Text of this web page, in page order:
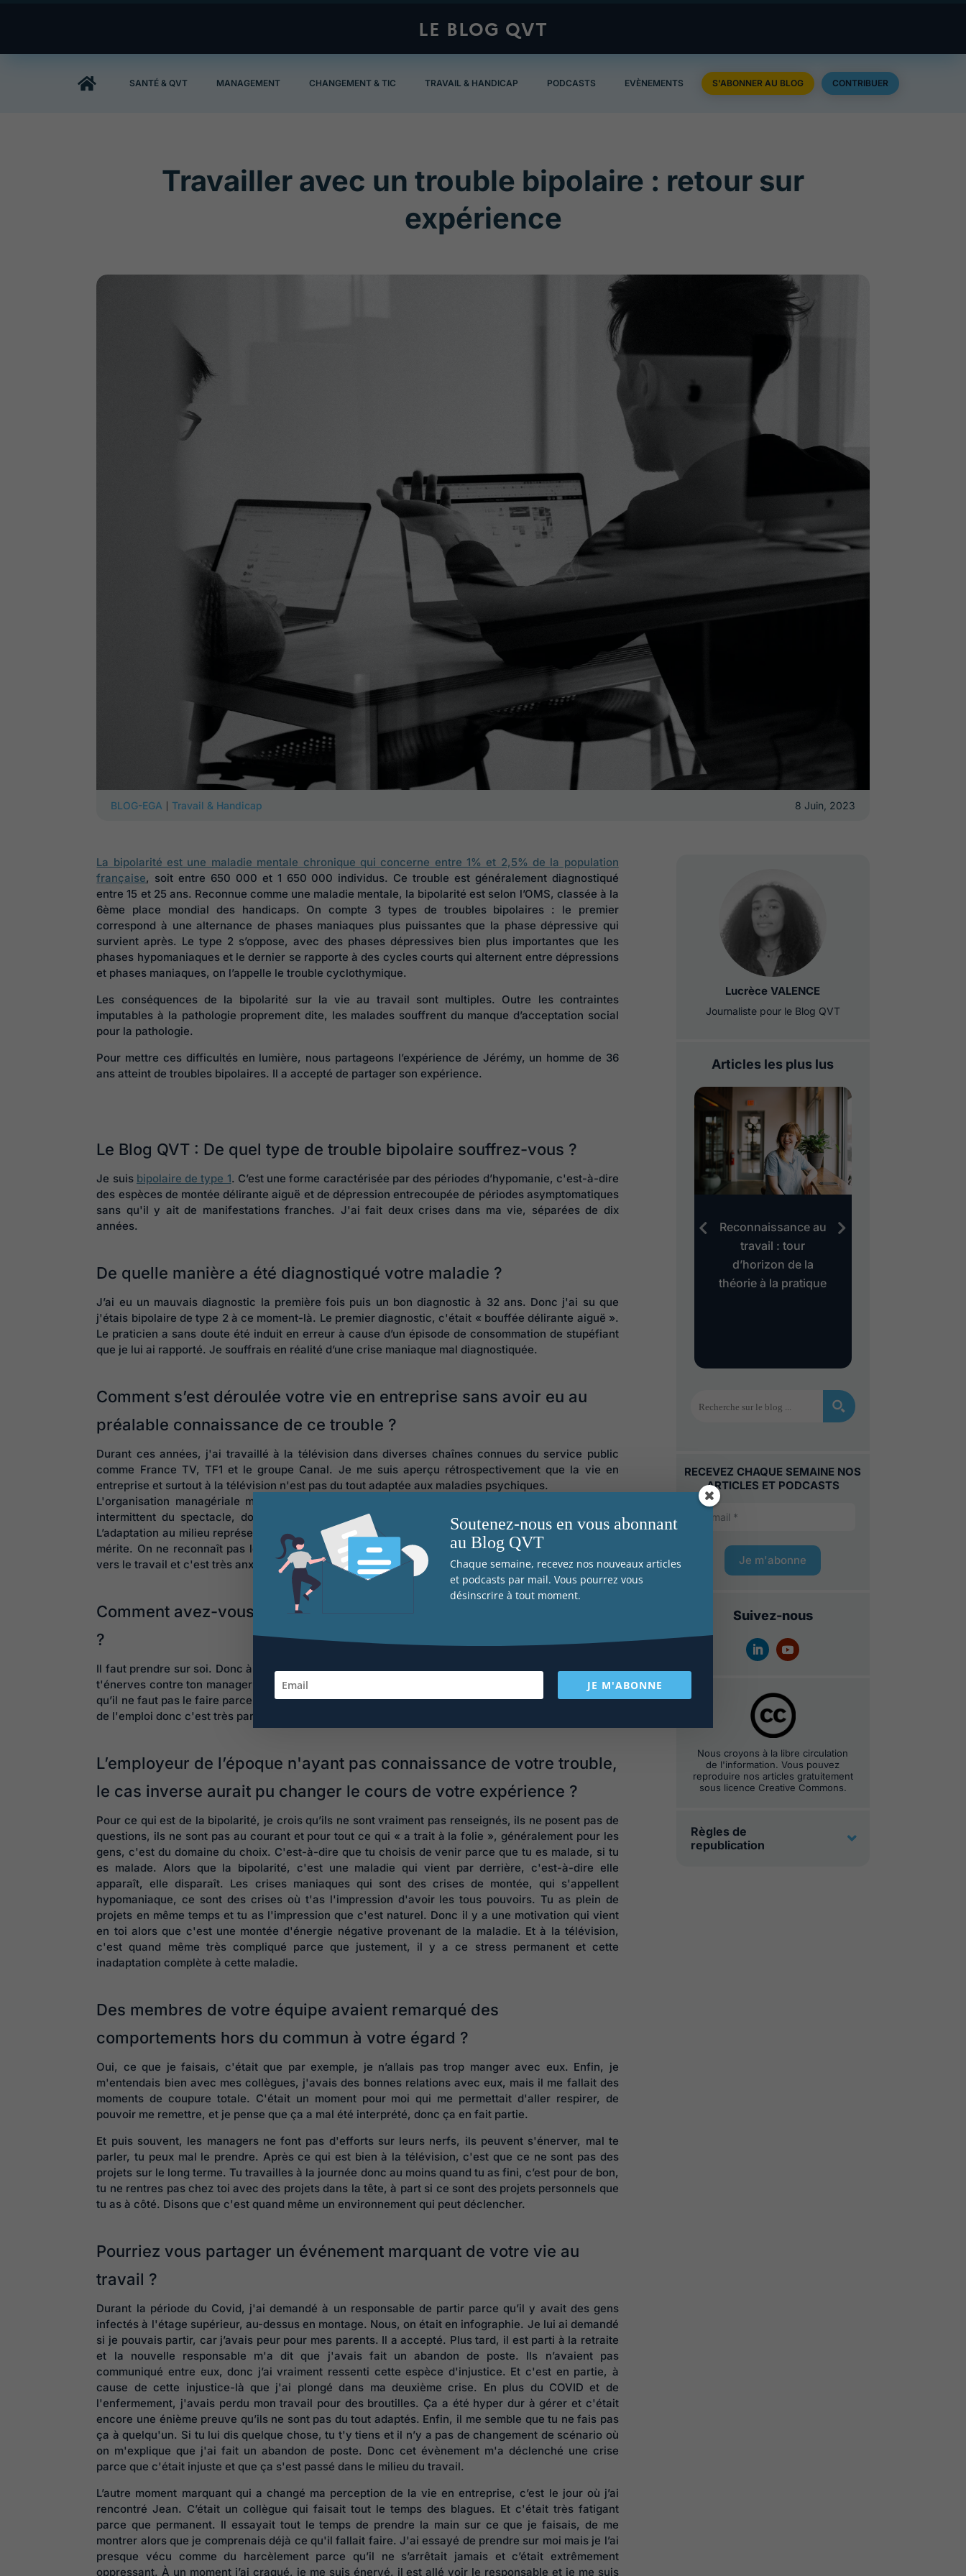
LE BLOG QVT
 SANTÉ & QVT MANAGEMENT CHANGEMENT & TIC TRAVAIL & HANDICAP PODCASTS EVÈNEMENTS S'ABONNER AU BLOG CONTRIBUER
Travailler avec un trouble bipolaire : retour sur
expérience
BLOG-EGA |Travail & Handicap 8 Juin, 2023
La bipolarité est une maladie mentale chronique qui concerne entre 1% et 2,5% de la population
française, soit entre 650 000 et 1 650 000 individus. Ce trouble est généralement diagnostiqué
entre 15 et 25 ans. Reconnue comme une maladie mentale, la bipolarité est selon l’OMS, classée à la
6ème place mondial des handicaps. On compte 3 types de troubles bipolaires : le premier
correspond à une alternance de phases maniaques plus puissantes que la phase dépressive qui
survient après. Le type 2 s’oppose, avec des phases dépressives bien plus importantes que les
phases hypomaniaques et le dernier se rapporte à des cycles courts qui alternent entre dépressions
et phases maniaques, on l’appelle le trouble cyclothymique.
Les conséquences de la bipolarité sur la vie au travail sont multiples. Outre les contraintes
imputables à la pathologie proprement dite, les malades souffrent du manque d’acceptation social
pour la pathologie.
Pour mettre ces difficultés en lumière, nous partageons l’expérience de Jérémy, un homme de 36
ans atteint de troubles bipolaires. Il a accepté de partager son expérience.
Le Blog QVT : De quel type de trouble bipolaire souffrez-vous ?
Je suis bipolaire de type 1. C’est une forme caractérisée par des périodes d’hypomanie, c'est-à-dire
des espèces de montée délirante aiguë et de dépression entrecoupée de périodes asymptomatiques
sans qu'il y ait de manifestations franches. J'ai fait deux crises dans ma vie, séparées de dix
années.
De quelle manière a été diagnostiqué votre maladie ?
J’ai eu un mauvais diagnostic la première fois puis un bon diagnostic à 32 ans. Donc j'ai su que
j'étais bipolaire de type 2 à ce moment-là. Le premier diagnostic, c'était « bouffée délirante aiguë ».
Le praticien a sans doute été induit en erreur à cause d’un épisode de consommation de stupéfiant
que je lui ai rapporté. Je souffrais en réalité d’une crise maniaque mal diagnostiquée.
Comment s’est déroulée votre vie en entreprise sans avoir eu au
préalable connaissance de ce trouble ?
Durant ces années, j'ai travaillé à la télévision dans diverses chaînes connues du service public
comme France TV, TF1 et le groupe Canal. Je me suis aperçu rétrospectivement que la vie en
entreprise et surtout à la télévision n'est pas du tout adaptée aux maladies psychiques.
L'organisation managériale mène au stress qui induit une angoisse permanente. En plus, j'étais
intermittent du spectacle, donc tu as l'impression que tu vas tout le temps perdre ton travail.
L’adaptation au milieu représente également une difficulté. Il y a un manque. On ne reconnaît pas le
mérite. On ne reconnaît pas les efforts donc il y a cette sensation constante de fuite vers l'avant,
vers le travail et c'est très anxiogène.
Comment avez-vous tenté de vous adapter à cette sphère de travail
?
Il faut prendre sur soi. Donc à un moment donné, on accumule une sorte d'énergie et puis un jour tu
t'énerves contre ton manager ou contre quelqu'un. Et c’est typiquement dans ce genre d’entreprise,
qu’il ne faut pas le faire parce que tu peux être viré à n'importe quel moment. Il n’y a pas de sécurité
de l'emploi donc c'est très particulier.
L’employeur de l’époque n'ayant pas connaissance de votre trouble,
le cas inverse aurait pu changer le cours de votre expérience ?
Pour ce qui est de la bipolarité, je crois qu’ils ne sont vraiment pas renseignés, ils ne posent pas de
questions, ils ne sont pas au courant et pour tout ce qui « a trait à la folie », généralement pour les
gens, c'est du domaine du choix. C'est-à-dire que tu choisis de venir parce que tu es malade, si tu
es malade. Alors que la bipolarité, c'est une maladie qui vient par derrière, c'est-à-dire elle
apparaît, elle disparaît. Les crises maniaques qui sont des crises de montée, qui s'appellent
hypomaniaque, ce sont des crises où t'as l'impression d'avoir les tous pouvoirs. Tu as plein de
projets en même temps et tu as l'impression que c'est naturel. Donc il y a une motivation qui vient
en toi alors que c'est une montée d'énergie négative provenant de la maladie. Et à la télévision,
c'est quand même très compliqué parce que justement, il y a ce stress permanent et cette
inadaptation complète à cette maladie.
Des membres de votre équipe avaient remarqué des
comportements hors du commun à votre égard ?
Oui, ce que je faisais, c'était que par exemple, je n’allais pas trop manger avec eux. Enfin, je
m'entendais bien avec mes collègues, j'avais des bonnes relations avec eux, mais il me fallait des
moments de coupure totale. C'était un moment pour moi qui me permettait d'aller respirer, de
pouvoir me remettre, et je pense que ça a mal été interprété, donc ça en fait partie.
Et puis souvent, les managers ne font pas d'efforts sur leurs nerfs, ils peuvent s'énerver, mal te
parler, tu peux mal le prendre. Après ce qui est bien à la télévision, c'est que ce ne sont pas des
projets sur le long terme. Tu travailles à la journée donc au moins quand tu as fini, c’est pour de bon,
tu ne rentres pas chez toi avec des projets dans la tête, à part si ce sont des projets personnels que
tu as à côté. Disons que c'est quand même un environnement qui peut déclencher.
Pourriez vous partager un événement marquant de votre vie au
travail ?
Durant la période du Covid, j'ai demandé à un responsable de partir parce qu’il y avait des gens
infectés à l'étage supérieur, au-dessus en montage. Nous, on était en infographie. Je lui ai demandé
si je pouvais partir, car j’avais peur pour mes parents. Il a accepté. Plus tard, il est parti à la retraite
et la nouvelle responsable m'a dit que j'avais fait un abandon de poste. Ils n’avaient pas
communiqué entre eux, donc j’ai vraiment ressenti cette espèce d'injustice. Et c'est en partie, à
cause de cette injustice-là que j'ai plongé dans ma deuxième crise. En plus du COVID et de
l'enfermement, j'avais perdu mon travail pour des broutilles. Ça a été hyper dur à gérer et c'était
encore une énième preuve qu’ils ne sont pas du tout adaptés. Enfin, il me semble que tu ne fais pas
ça à quelqu'un. Si tu lui dis quelque chose, tu t'y tiens et il n’y a pas de changement de scénario où
on m'explique que j'ai fait un abandon de poste. Donc cet évènement m'a déclenché une crise
parce que c'était injuste et que ça s'est passé dans le milieu du travail.
L’autre moment marquant qui a changé ma perception de la vie en entreprise, c’est le jour où j’ai
rencontré Jean. C’était un collègue qui faisait tout le temps des blagues. Et c'était très fatigant
parce que permanent. Il essayait tout le temps de prendre la main sur ce que je faisais, de me
montrer alors que je comprenais déjà ce qu'il fallait faire. J'ai essayé de prendre sur moi mais je l’ai
presque vécu comme du harcèlement parce qu’il ne s’arrêtait jamais et c’était extrêmement
oppressant. À un moment j’ai craqué, je me suis énervé, il est allé voir le responsable et je me suis
Lucrèce VALENCE
Journaliste pour le Blog QVT
Articles les plus lus
conséquences
individuelles et
organisationnelles ?
Reconnaissance au
travail : tour
d’horizon de la
théorie à la pratique
RECEVEZ CHAQUE SEMAINE NOS
ARTICLES ET PODCASTS
Je m'abonne
Suivez-nous
Nous croyons à la libre circulation
de l'information. Vous pouvez
reproduire nos articles gratuitement
sous licence Creative Commons.
Règles de
republication
Soutenez-nous en vous abonnant
au Blog QVT
Chaque semaine, recevez nos nouveaux articles
et podcasts par mail. Vous pourrez vous
désinscrire à tout moment.
JE M'ABONNE